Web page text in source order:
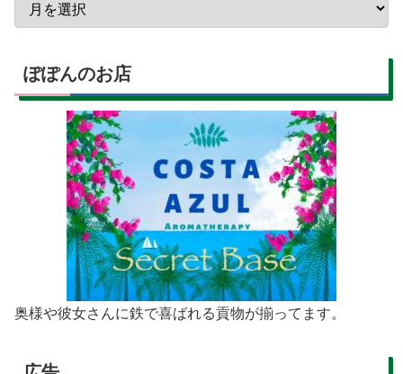
ぽぽんのお店
奥様や彼女さんに鉄で喜ばれる貢物が揃ってます。